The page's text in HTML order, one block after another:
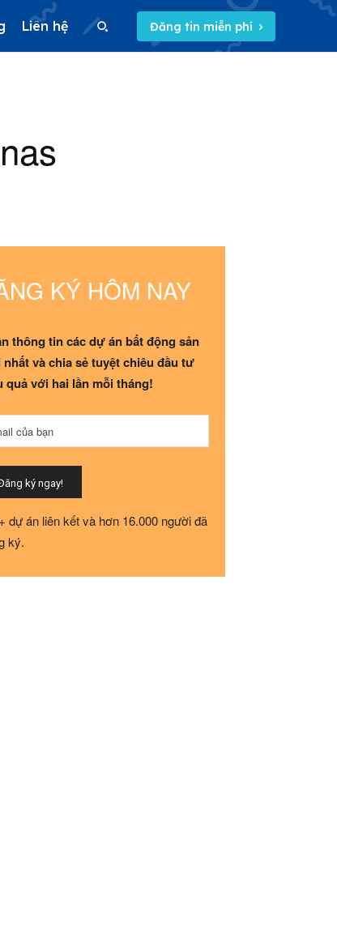
Liên hệ Đăng tin miễn phí
KÝ HÔM NAY
thông tin các dự án bất động sản
và chia sẻ tuyệt chiêu đầu tư
quả với hai lần mỗi tháng!
của bạn
ký ngay!
dự án liên kết và hơn 16.000 người đã
ký.